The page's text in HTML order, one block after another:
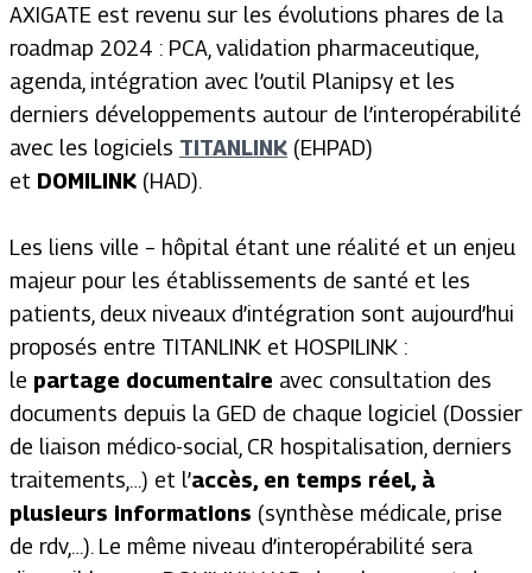
AXIGATE est revenu sur les évolutions phares de la
roadmap 2024 : PCA, validation pharmaceutique,
agenda, intégration avec l’outil Planipsy et les
derniers développements autour de l’interopérabilité
avec les logiciels TITANLINK (EHPAD)
et DOMILINK (HAD).
Les liens ville – hôpital étant une réalité et un enjeu
majeur pour les établissements de santé et les
patients, deux niveaux d’intégration sont aujourd’hui
proposés entre TITANLINK et HOSPILINK :
le partage documentaire avec consultation des
documents depuis la GED de chaque logiciel (Dossier
de liaison médico-social, CR hospitalisation, derniers
traitements,…) et l’accès, en temps réel, à
plusieurs informations (synthèse médicale, prise
de rdv,…). Le même niveau d’interopérabilité sera